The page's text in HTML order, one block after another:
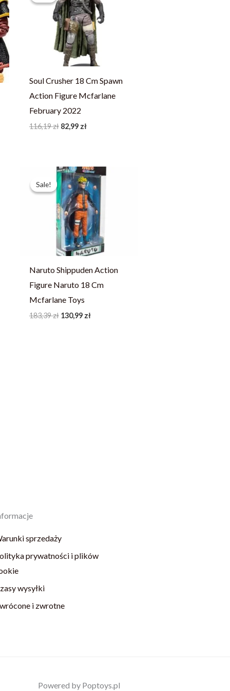
Soul Crusher 18 Cm Spawn
Action Figure Mcfarlane
February 2022
116,19zł
116,19 zł.
82,99 zł
82,99 zł.
Sale!
Sale!
Naruto Shippuden Action
Figure Naruto 18 Cm
Mcfarlane Toys
183,39zł
Pierwotna
cena
wynosiła:
183,39 zł.
130,99zł
Aktualna
cena
wynosi:
130,99 zł.
sprzedaży
prywatności i plików
wysyłki
i zwrotne
Powered by Poptoys.pl